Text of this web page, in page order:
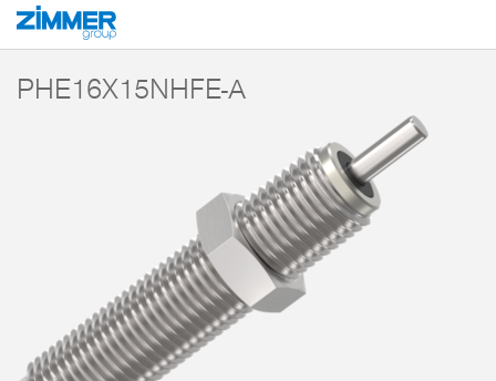
Start Producten
PHE16X15NHFE-A